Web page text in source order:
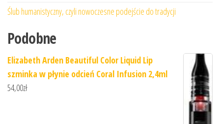
Ślub humanistyczny, czyli nowoczesne podejście do tradycji
Podobne
Elizabeth Arden Beautiful Color Liquid Lip
szminka w płynie odcień Coral Infusion 2,4ml
54,00zł